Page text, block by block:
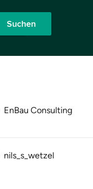
Suchen
EnBau Consulting
nils_s_wetzel